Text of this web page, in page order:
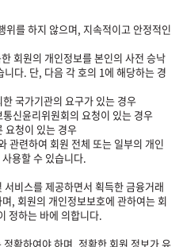
위를 하지 않으며, 지속적이고 안정적인
회원의 개인정보를 본인의 사전 승낙
다. 단, 다음 각 호의 1에 해당하는 경
국가기관의 요구가 있는 경우
신윤리위원회의 요청이 있는 경우
요청이 있는 경우
관련하여 회원 전체 또는 일부의 개인
용할 수 있습니다.
비스를 제공하면서 획득한 금융거래
, 회원의 개인정보보호에 관하여는 회
정하는 바에 의합니다.
확하여야 하며, 정확한 회원 정보가 유